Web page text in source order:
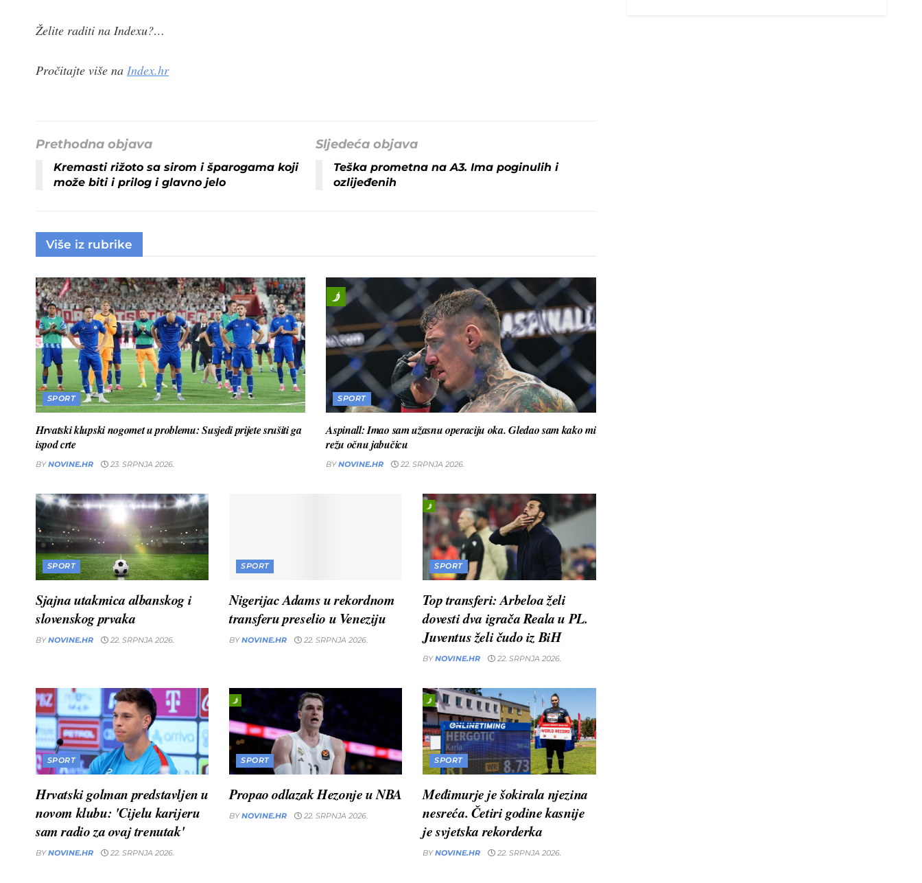
Želite raditi na Indexu?…
Pročitajte više na Index.hr
Prethodna objava
Kremasti rižoto sa sirom i šparogama koji
može biti i prilog i glavno jelo
Sljedeća objava
Teška prometna na A3. Ima poginulih i
ozlijeđenih
Više iz rubrike
SPORT
Hrvatski klupski nogomet u problemu: Susjedi prijete srušiti ga
ispod crte
BY NOVINE.HR 23. SRPNJA 2026.
SPORT
Aspinall: Imao sam užasnu operaciju oka. Gledao sam kako mi
režu očnu jabučicu
BY NOVINE.HR 22. SRPNJA 2026.
SPORT
Sjajna utakmica albanskog i
slovenskog prvaka
BY NOVINE.HR 22. SRPNJA 2026.
SPORT
Nigerijac Adams u rekordnom
transferu preselio u Veneziju
BY NOVINE.HR 22. SRPNJA 2026.
SPORT
Top transferi: Arbeloa želi
dovesti dva igrača Reala u PL.
Juventus želi čudo iz BiH
BY NOVINE.HR 22. SRPNJA 2026.
SPORT
Hrvatski golman predstavljen u
novom klubu: 'Cijelu karijeru
sam radio za ovaj trenutak'
BY NOVINE.HR 22. SRPNJA 2026.
SPORT
Propao odlazak Hezonje u NBA
BY NOVINE.HR 22. SRPNJA 2026.
SPORT
Međimurje je šokirala njezina
nesreća. Četiri godine kasnije
je svjetska rekorderka
BY NOVINE.HR 22. SRPNJA 2026.